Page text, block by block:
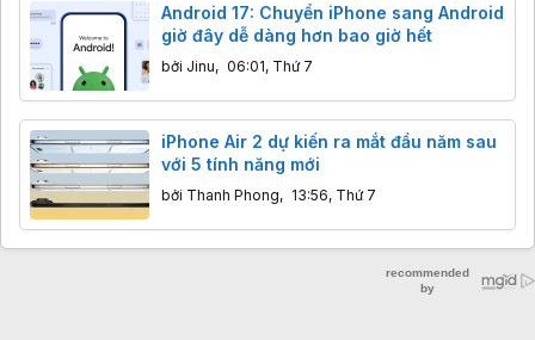
Android 17: Chuyển iPhone sang Android
giờ đây dễ dàng hơn bao giờ hết
bởi Jinu, 06:01, Thứ 7
iPhone Air 2 dự kiến ra mắt đầu năm sau
với 5 tính năng mới
bởi Thanh Phong, 13:56, Thứ 7